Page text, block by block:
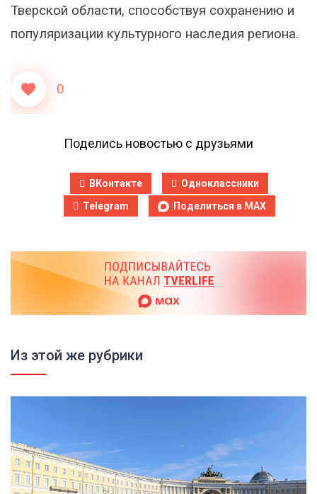
Тверской области, способствуя сохранению и
популяризации культурного наследия региона.
0
Поделись новостью с друзьями
ВКонтакте
Одноклассники
Telegram
Поделиться в MAX
Из этой же рубрики